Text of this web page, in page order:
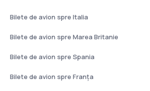
Bilete de avion spre Italia
Bilete de avion spre Marea Britanie
Bilete de avion spre Spania
Bilete de avion spre Franţa